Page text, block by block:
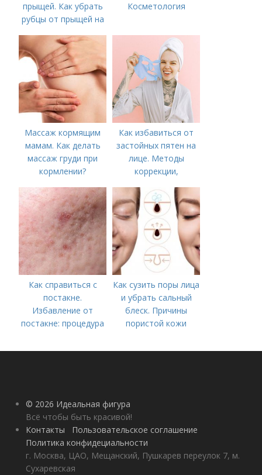
прыщей. Как убрать
рубцы от прыщей на
Косметология
Массаж кормящим
мамам. Как делать
массаж груди при
кормлении?
Как избавиться от
застойных пятен на
лице. Методы
коррекции,
акне и удаления
рубцов и шрамов
постакне
Как справиться с
постакне.
Избавление от
постакне: процедура
Как сузить поры лица
и убрать сальный
блеск. Причины
пористой кожи
© 2026 Идеальная фигура
Всё чтобы быть красивой!
Контакты
Пользовательское соглашение
Политика конфидециальности
г. Москва, ЦАО, Мещанский, Пушкарев переулок 7, м.
Сухаревская